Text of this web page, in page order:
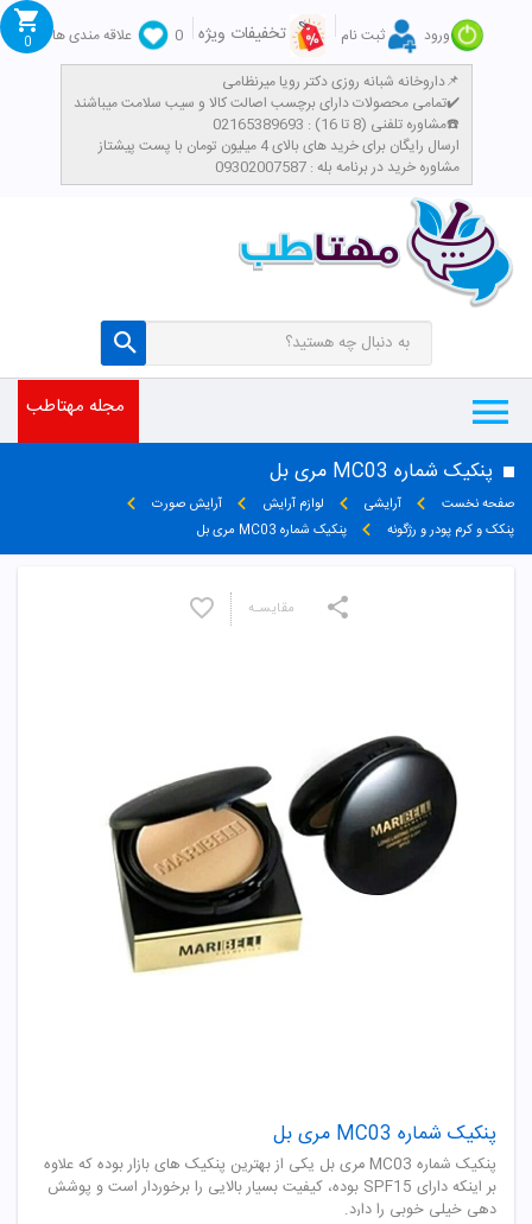
ورود ثبت نام تخفیفات ویژه 0
علاقه مندی ها
داروخانه شبانه روزی دکتر رویا میرنظامی📌
تمامی محصولات دارای برچسب اصالت کالا و سیب سلامت میباشند✔️
مشاوره تلفنی (8 تا 16) : 02165389693☎️
​ارسال رایگان برای خرید های بالای 4 میلیون تومان با پست پیشتاز
مشاوره خرید در برنامه بله : 09302007587
0
مجله مهتاطب
پنکیک شماره MC03 مری بل
صفحه نخست آرایشی لوازم آرایش
آرایش صورت
پنکک و کرم پودر و رژگونه
پنکیک شماره MC03 مری بل
پنکیک شماره MC03 مری بل
پنکیک شماره MC03 مری بل یکی از بهترین پنکیک های بازار بوده که علاوه
بر اینکه دارای SPF15 بوده، کیفیت بسیار بالایی را برخوردار است و پوشش
دهی خیلی خوبی را دارد.
مقایسـه